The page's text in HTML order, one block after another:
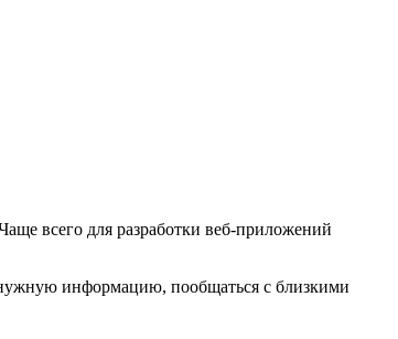
всего для разработки веб-приложений
информацию, пообщаться с близкими